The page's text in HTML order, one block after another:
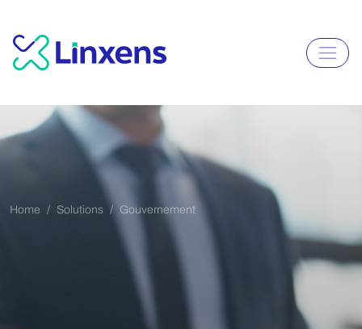
Home Solutions Gouvernement